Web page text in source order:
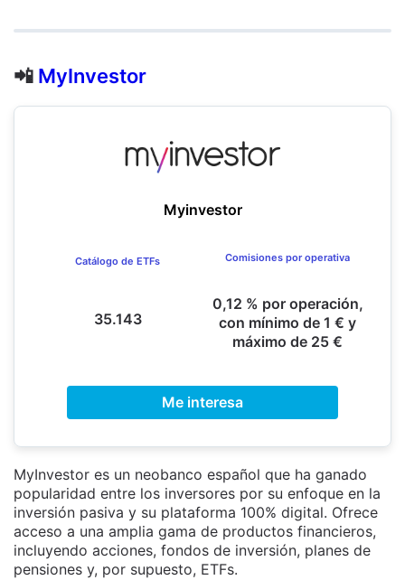
📲 MyInvestor
Myinvestor
Catálogo de ETFs
35.143
Comisiones por operativa
0,12 % por operación,
con mínimo de 1 € y
máximo de 25 €
Me interesa
MyInvestor es un neobanco español que ha ganado
popularidad entre los inversores por su enfoque en la
inversión pasiva y su plataforma 100% digital. Ofrece
acceso a una amplia gama de productos financieros,
incluyendo acciones, fondos de inversión, planes de
pensiones y, por supuesto, ETFs.